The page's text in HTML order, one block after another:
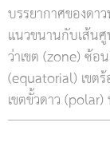
บรรยากาศของด
แนวขนานกับเส้นศู
ว่าเขต (zone) ซ้อ
(equatorial) เขต
เขตขั้วดาว